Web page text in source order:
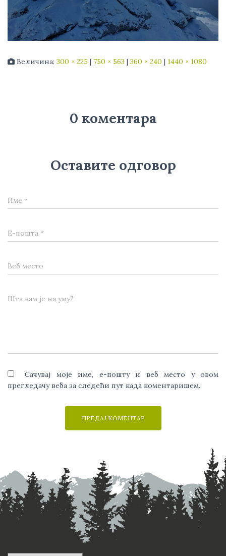
Величина: 300 × 225 | 750 × 563 | 360 × 240 | 1440 × 1080
0 коментара
Оставите одговор
Име *
Е-пошта *
Веб место
Шта вам је на уму?
Сачувај моје име, е-пошту и веб место у овом
прегледачу веба за следећи пут када коментаришем.